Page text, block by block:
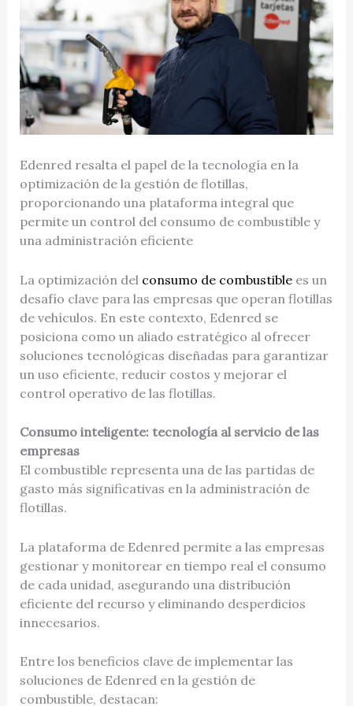
Edenred resalta el papel de la tecnología en la
optimización de la gestión de flotillas,
proporcionando una plataforma integral que
permite un control del consumo de combustible y
una administración eficiente
La optimización del consumo de combustiblees un
desafío clave para las empresas que operan flotillas
de vehículos. En este contexto, Edenred se
posiciona como un aliado estratégico al ofrecer
soluciones tecnológicas diseñadas para garantizar
un uso eficiente, reducir costos y mejorar el
control operativo de las flotillas.
Consumo inteligente: tecnología al servicio de las
empresas
El combustible representa una de las partidas de
gasto más significativas en la administración de
flotillas.
La plataforma de Edenred permite a las empresas
gestionar y monitorear en tiempo real el consumo
de cada unidad, asegurando una distribución
eficiente del recurso y eliminando desperdicios
innecesarios.
Entre los beneficios clave de implementar las
soluciones de Edenred en la gestión de
combustible, destacan: